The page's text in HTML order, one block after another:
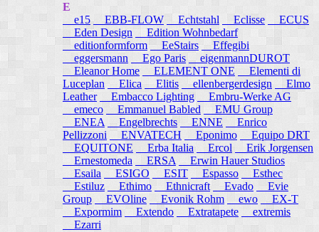
E
e15 EBB-FLOW Echtstahl Eclisse
ECUS
Eden Design
Edition Wohnbedarf
editionformform
EeStairs
Effegibi
eggersmann
Ego Paris
eigenmannDUROT
Eleanor Home
ELEMENT ONE
Elementi di
Luceplan
Elica Elitis ellenbergerdesign
Elmo
Leather
Embacco Lighting
Embru-Werke AG
emeco
Emmanuel Babled
EMU Group
ENEA
Engelbrechts ENNE
Enrico
Pellizzoni ENVATECH Eponimo
Equipo DRT
EQUITONE
Erba Italia Ercol
Erik Jorgensen
Ernestomeda
ERSA
Erwin Hauer Studios
Esaila
ESIGO ESIT Espasso
Esthec
Estiluz
Ethimo Ethnicraft Evado
Evie
Group
EVOline Evonik Rohm ewo
EX-T
Expormim
Extendo Extratapete
extremis
Ezarri